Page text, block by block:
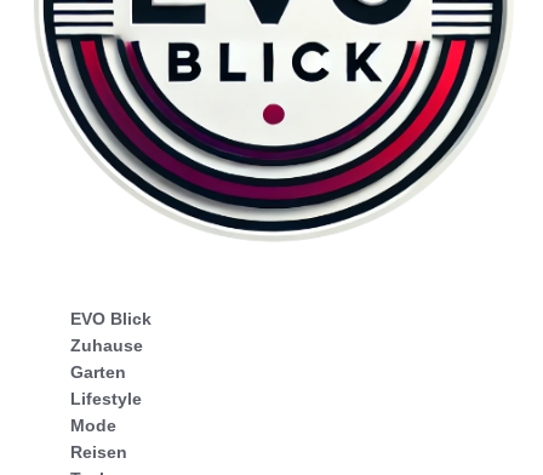
EVO Blick
Zuhause
Garten
Lifestyle
Mode
Reisen